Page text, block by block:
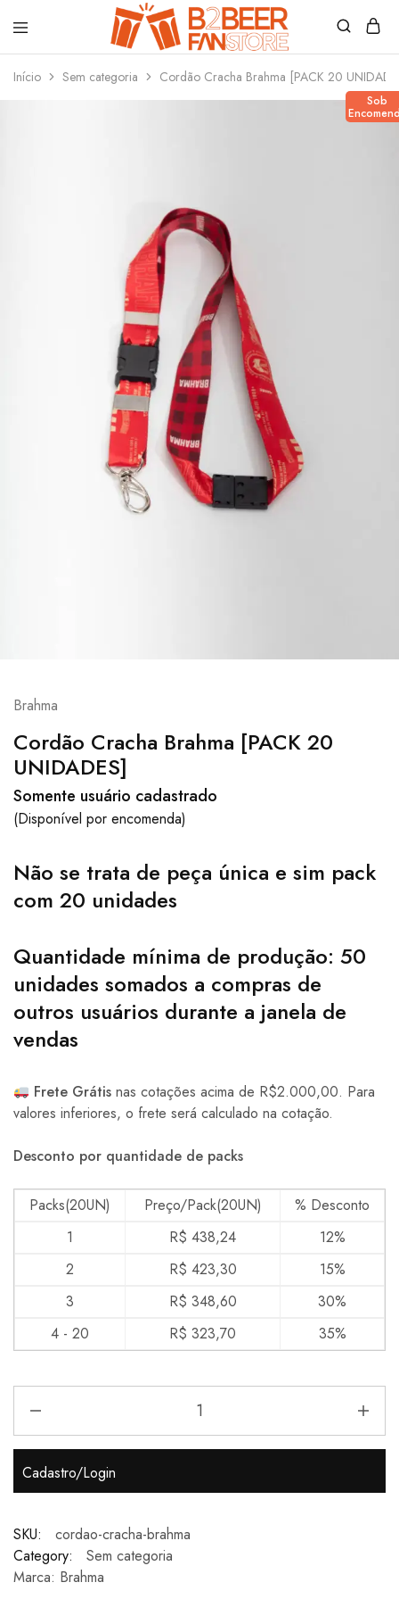
B2beerfanstore
Início Sem categoria Cordão Cracha Brahma [PACK 20
Sob
Brahma
Cordão Cracha Brahma [PACK 20
UNIDADES]
Somente usuário cadastrado
(Disponível por encomenda)
Não se trata de peça única e sim pack
com 20 unidades
Quantidade mínima de produção: 50
unidades somados a compras de
outros usuários durante a janela de
vendas
Frete Grátis nas cotações acima de R$2.000,00. Para
valores inferiores, o frete será calculado na cotação.
Desconto por quantidade de packs
Packs(20UN) Preço/Pack(20UN)
% Desconto
1
R$ 438,24
12%
2
R$ 423,30
15%
3
R$ 348,60
30%
4 - 20
R$ 323,70 35%
Cadastro/Login
SKU:
cordao-cracha-brahma
Category:
Sem categoria
Marca: Brahma